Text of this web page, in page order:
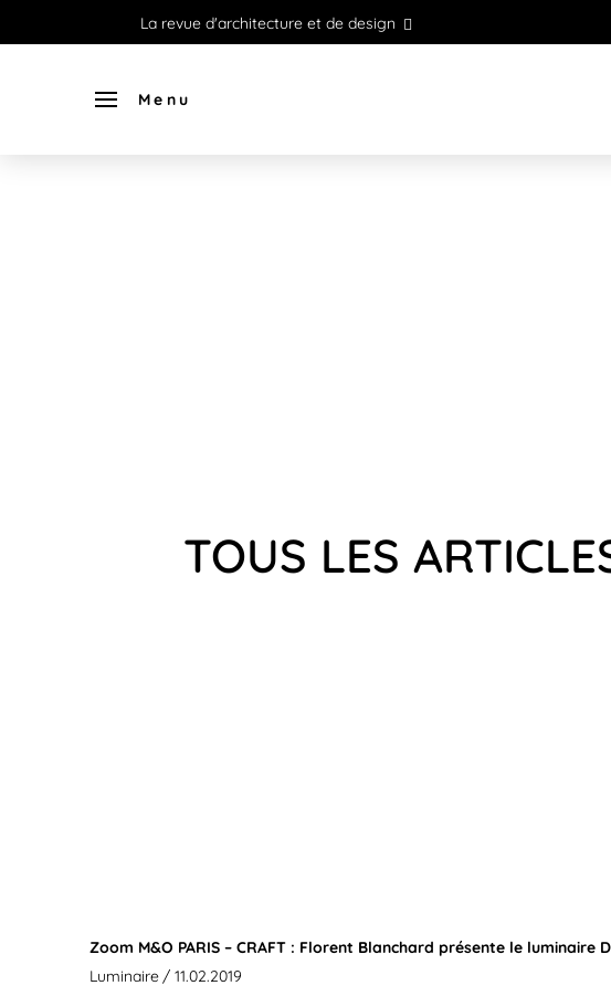
La revue d'architecture et de design
Menu
TOUS LES
Zoom M&O PARIS – CRAFT : Florent Blanchard présente le luminaire
Luminaire / 11.02.2019